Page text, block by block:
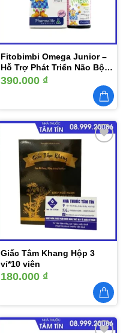
Fitobimbi Omega Junior –
Hỗ Trợ Phát Triển Não Bộ
Trẻ Nhỏ
390.000 ₫
Giấc Tâm Khang Hộp 3
vỉ*10 viên
180.000 ₫